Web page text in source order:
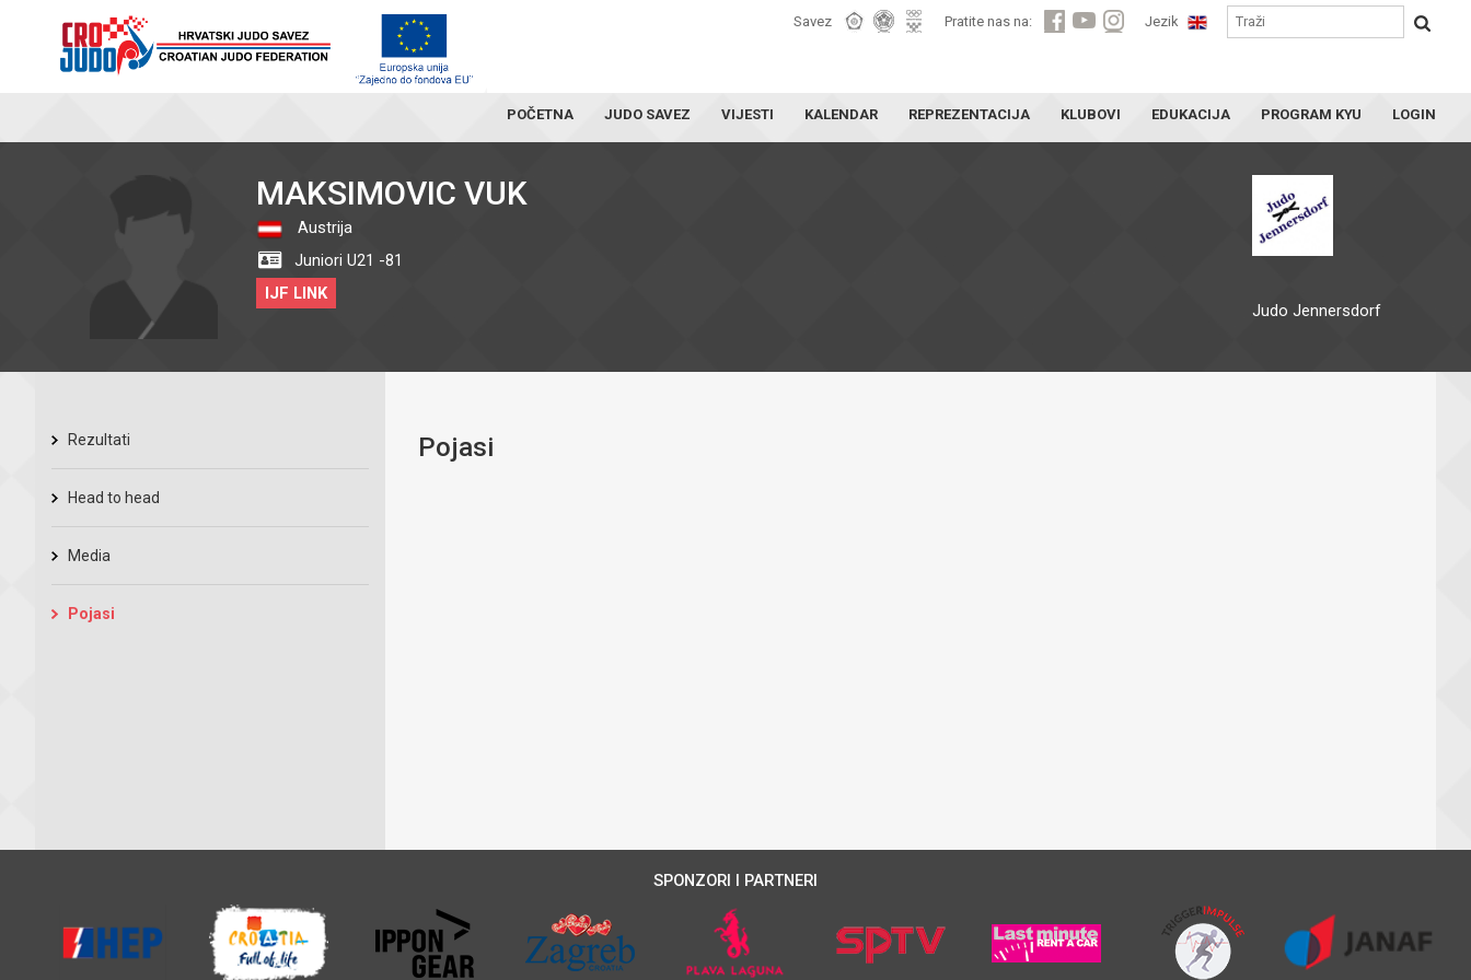
Savez Pratite nas na: Jezik
POČETNA JUDO SAVEZ VIJESTI KALENDAR REPREZENTACIJA KLUBOVI EDUKACIJA PROGRAM KYU LOGIN
MAKSIMOVIC VUK
Austrija
Juniori U21 -81
IJF LINK
Judo Jennersdorf
Rezultati
Head to head
Media
Pojasi
Pojasi
SPONZORI I PARTNERI